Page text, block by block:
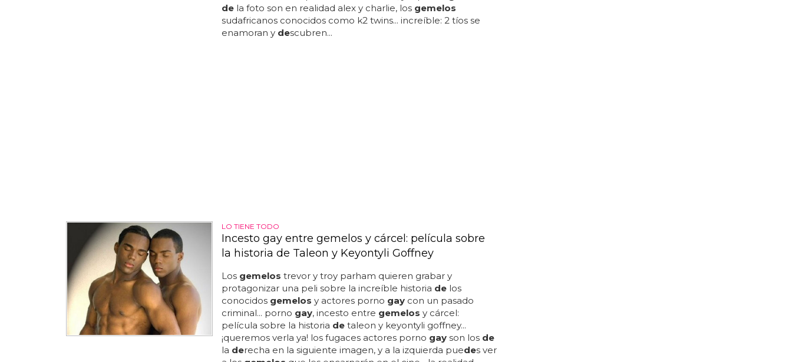
dela foto son en realidad alex y charlie, los gemelos
sudafricanos conocidos como k2 twins... increíble: 2 tíos se
enamoran y descubren...
LO TIENE TODO
Incesto gay entre gemelos y cárcel: película sobre
la historia de Taleon y Keyontyli Goffney
Los gemelos trevor y troy parham quieren grabar y
protagonizar una peli sobre la increíble historia delos
conocidos gemelos y actores porno gaycon un pasado
criminal... porno gay, incesto entre gemelos y cárcel:
película sobre la historia detaleon y keyontyli goffney...
¡queremos verla ya! los fugaces actores porno gayson los de
la derecha en la siguiente imagen, y a la izquierda puedes ver